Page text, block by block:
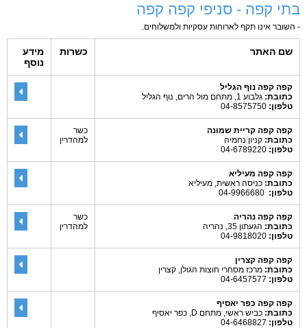
בתי קפה - סניפי קפה קפה
- השובר אינו תקף לארוחות עסקיות ולמשלוחים.
שם האתר כשרות
מידע
נוסף
קפה קפה נוף הגליל
כתובת: גלבוע 1, מתחם מול הרים, נוף הגליל
טלפון:
קפה קפה קריית שמונה
כתובת: קניון נחמיה
טלפון:
כשר
למהדרין
קפה קפה מעיליא
כתובת: כניסה ראשית, מעיליא
טלפון:
קפה קפה נהריה
כתובת: הגעתון 35, נהריה
טלפון:
כשר
למהדרין
קפה קפה קצרין
כתובת: מרכז מסחרי חוצות הגולן, קצרין
טלפון:
קפה קפה כפר יאסיף
כתובת: כביש ראשי, מתחם D, כפר יאסיף
טלפון: